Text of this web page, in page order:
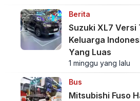
Berita
Suzuki XL7 Versi
Keluarga
Yang Luas
1 minggu yang lalu
Bus
Mitsubishi Fuso